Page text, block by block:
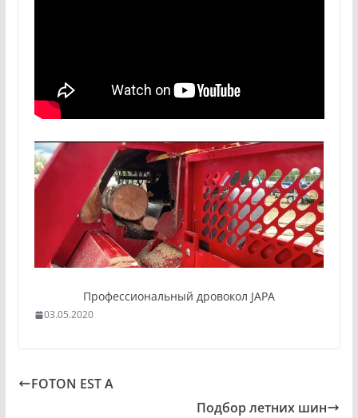
Профессиональный дровокол JAPA
03.05.2020
FOTON EST A
Подбор летних шин